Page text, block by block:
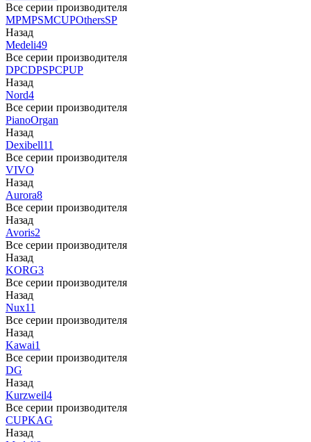
Все серии производителя
MPMPSMCUPOthersSP
Назад
Medeli49
Все серии производителя
DPCDPSPCPUP
Назад
Nord4
Все серии производителя
PianoOrgan
Назад
Dexibell11
Все серии производителя
VIVO
Назад
Aurora8
Все серии производителя
Назад
Avoris2
Все серии производителя
Назад
KORG3
Все серии производителя
Назад
Nux11
Все серии производителя
Назад
Kawai1
Все серии производителя
DG
Назад
Kurzweil4
Все серии производителя
CUPKAG
Назад